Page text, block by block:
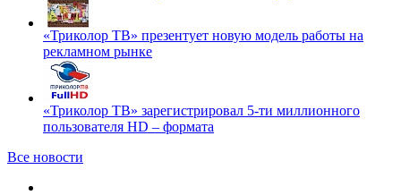
«Триколор ТВ» презентует новую модель работы на
рекламном рынке
«Триколор ТВ» зарегистрировал 5-ти миллионного
пользователя HD – формата
Все новости